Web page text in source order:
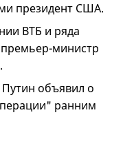
президент США.
ВТБ и ряда
премьер-министр
объявил о
ранним